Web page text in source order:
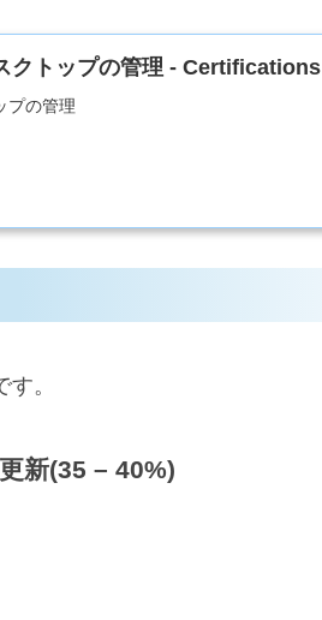
クトップの管理 - Certifications
プの管理
。
新(35 – 40%)